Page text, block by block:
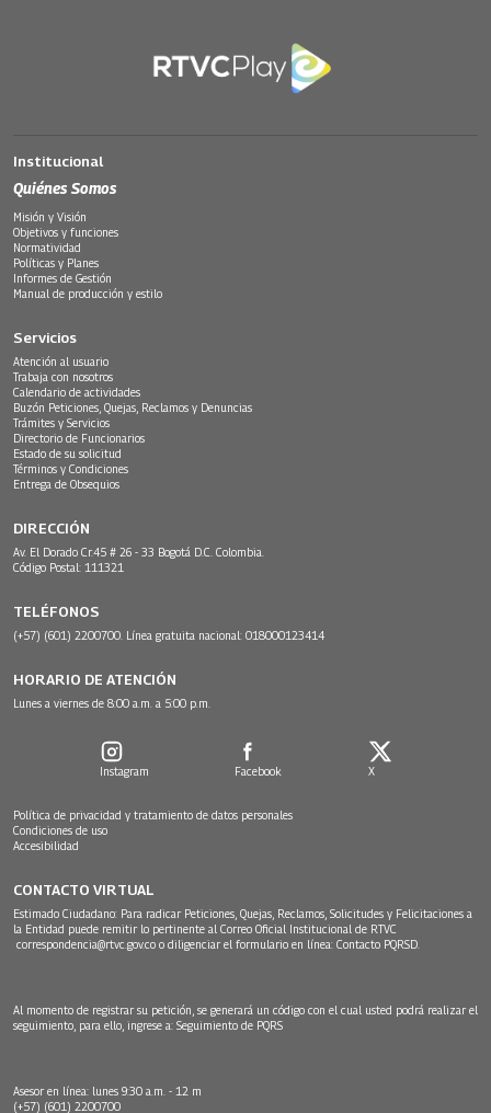
Institucional
Quiénes Somos
Misión y Visión
Objetivos y funciones
Normatividad
Políticas y Planes
Informes de Gestión
Manual de producción y estilo
Servicios
Atención al usuario
Trabaja con nosotros
Calendario de actividades
Buzón Peticiones, Quejas, Reclamos y Denuncias
Trámites y Servicios
Directorio de Funcionarios
Estado de su solicitud
Términos y Condiciones
Entrega de Obsequios
DIRECCIÓN
Av. El Dorado Cr.45 # 26 - 33 Bogotá D.C. Colombia.
Código Postal: 111321
TELÉFONOS
(+57) (601) 2200700. Línea gratuita nacional: 018000123414
HORARIO DE ATENCIÓN
Lunes a viernes de 8:00 a.m. a 5:00 p.m.
Instagram Facebook X
Política de privacidad y tratamiento de datos personales
Condiciones de uso
Accesibilidad
CONTACTO VIRTUAL
Estimado Ciudadano: Para radicar Peticiones, Quejas, Reclamos, Solicitudes y Felicitaciones a
la Entidad puede remitir lo pertinente al Correo Oficial Institucional de RTVC
correspondencia@rtvc.gov.co o diligenciar el formulario en línea: Contacto PQRSD.
Al momento de registrar su petición, se generará un código con el cual usted podrá realizar el
seguimiento, para ello, ingrese a: Seguimiento de PQRS
Asesor en línea: lunes 9:30 a.m. - 12 m
(+57) (601) 2200700